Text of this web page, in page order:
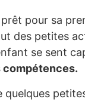
pour sa
des petites
se sent
compétences.
quelques